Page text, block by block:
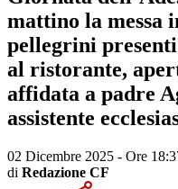
mattino la messa
pellegrini
al ristorante,
affidata a padre
assistente
02 Dicembre 2025 - Ore
di Redazione CF